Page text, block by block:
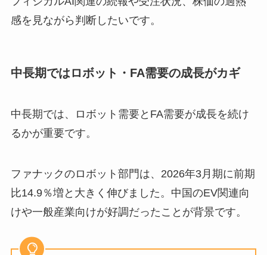
感を見ながら判断したいです。
中長期ではロボット・FA需要の成長がカギ
中長期では、ロボット需要とFA需要が成長を続け
るかが重要です。
ファナックのロボット部門は、2026年3月期に前期
比14.9％増と大きく伸びました。中国のEV関連向
けや一般産業向けが好調だったことが背景です。